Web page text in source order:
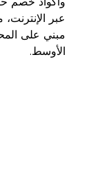
عبر
مبني على
الأوسط.